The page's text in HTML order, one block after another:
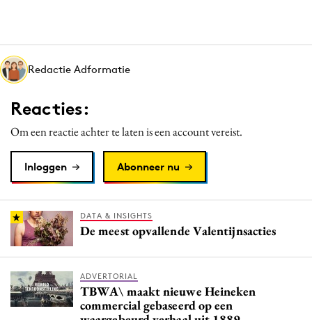
Influencer marketing
Interne communicatie
Martech
Media
Merkstrategie
PR
Programmatic
Reputatie & crisis
Redactie Adformatie
Reacties:
Om een reactie achter te laten is een account vereist.
Inloggen Abonneer nu
DATA & INSIGHTS
De meest opvallende Valentijnsacties
ADVERTORIAL
TBWA\ maakt nieuwe Heineken
commercial gebaseerd op een